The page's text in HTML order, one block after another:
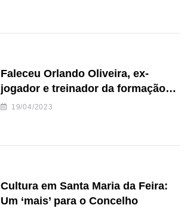
Faleceu Orlando Oliveira, ex-
jogador e treinador da formação
de andebol do Feirense
19/04/2023
Cultura em Santa Maria da Feira:
Um ‘mais’ para o Concelho